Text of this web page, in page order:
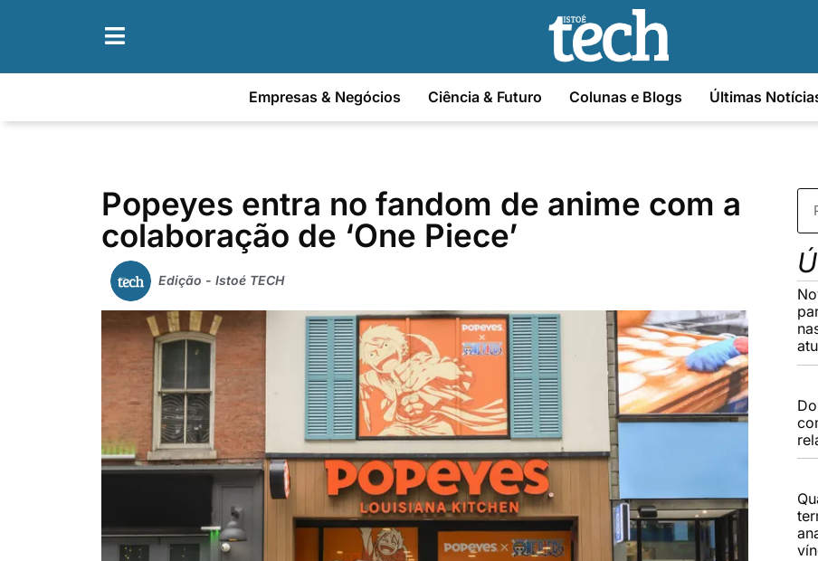
Empresas & Negócios Ciência & Futuro Colunas e Blogs Últimas
Popeyes entra no fandom de anime com a
colaboração de ‘One Piece’
Edição - Istoé TECH